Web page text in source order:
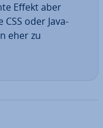
Effekt aber
oder Ja­va­
eher zu